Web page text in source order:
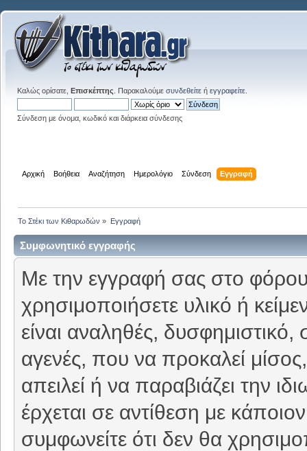
Καλώς ορίσατε, Επισκέπτης . Παρακαλούμε συνδεθείτε ή εγγραφείτε
Σύνδεση με όνομα, κωδικό και διάρκεια σύνδεσης
Αρχική Βοήθεια Αναζήτηση Ημερολόγιο Σύνδεση Εγγραφή
Το Στέκι των Κιθαρωδών » Εγγραφή
Συμφωνητικό εγγραφής
Με την εγγραφή σας στο
χρησιμοποιήσετε υλικό ή
είναι αναληθές, δυσφημιστικό,
αγενές, που να προκαλεί
απειλεί ή να παραβιάζει την
έρχεται σε αντίθεση με
συμφωνείτε ότι δεν θα